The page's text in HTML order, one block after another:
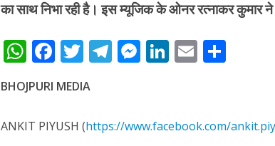
शिवानी सिंह का नया बोलबम गीत तोहरे के मांगिला जानु हुआ
का साथ निभा रही है। इस म्यूजिक के ओनर रत्नाकर कुमार
W
h
at
s
F
ac
e
b
T
w
itt
er
T
gr
M
e
Li
e
E
l e
BHOJPURI MEDIA
ANKIT PIYUSH (https://www.facebook.com/